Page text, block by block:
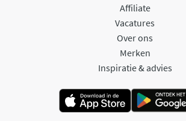
Affiliate
Vacatures
Over ons
Merken
Inspiratie & advies